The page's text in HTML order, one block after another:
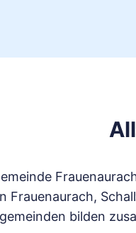
Frauenaurach,
bilden